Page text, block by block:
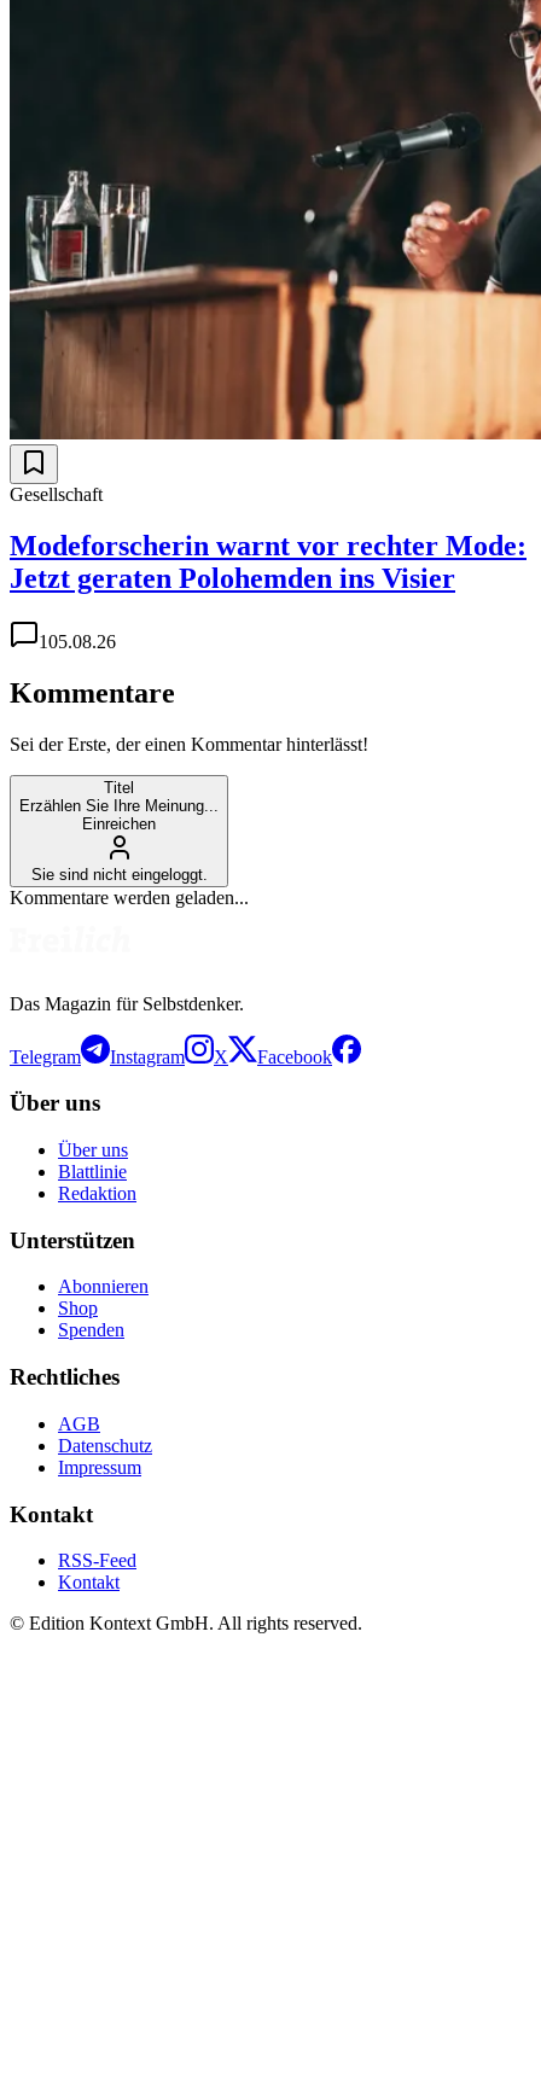
Gesellschaft
Modeforscherin warnt vor rechter Mode:
Jetzt geraten Polohemden ins Visier
105.08.26
Kommentare
Sei der Erste, der einen Kommentar hinterlässt!
Titel
Erzählen Sie Ihre Meinung...
Einreichen
Sie sind nicht eingeloggt.
Kommentare werden geladen...
Das Magazin für Selbstdenker.
Telegram Instagram X Facebook
Über uns
Über uns
Blattlinie
Redaktion
Unterstützen
Abonnieren
Shop
Spenden
Rechtliches
AGB
Datenschutz
Impressum
Kontakt
RSS-Feed
Kontakt
© Edition Kontext GmbH. All rights reserved.